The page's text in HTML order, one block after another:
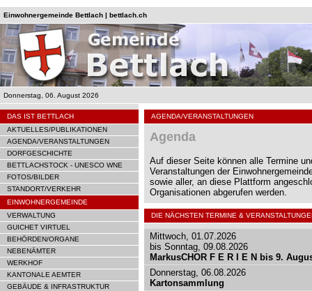
Einwohnergemeinde Bettlach | bettlach.ch
Donnerstag, 06. August 2026
DAS IST BETTLACH
AKTUELLES/PUBLIKATIONEN
AGENDA/VERANSTALTUNGEN
DORFGESCHICHTE
BETTLACHSTOCK - UNESCO WNE
FOTOS/BILDER
STANDORT/VERKEHR
EINWOHNERGEMEINDE
VERWALTUNG
GUICHET VIRTUEL
BEHÖRDEN/ORGANE
NEBENÄMTER
WERKHOF
KANTONALE AEMTER
GEBÄUDE & INFRASTRUKTUR
AGENDA/VERANSTALTUNGEN
Agenda
Auf dieser Seite können alle Termine
Veranstaltungen der
sowie aller, an diese Plattform
Organisationen abgerufen werden.
DIE NÄCHSTEN TERMINE &
Mittwoch, 01.07.2026
bis Sonntag, 09.08.2026
MarkusCHOR F E R I E N bis 9.
Donnerstag, 06.08.2026
Kartonsammlung